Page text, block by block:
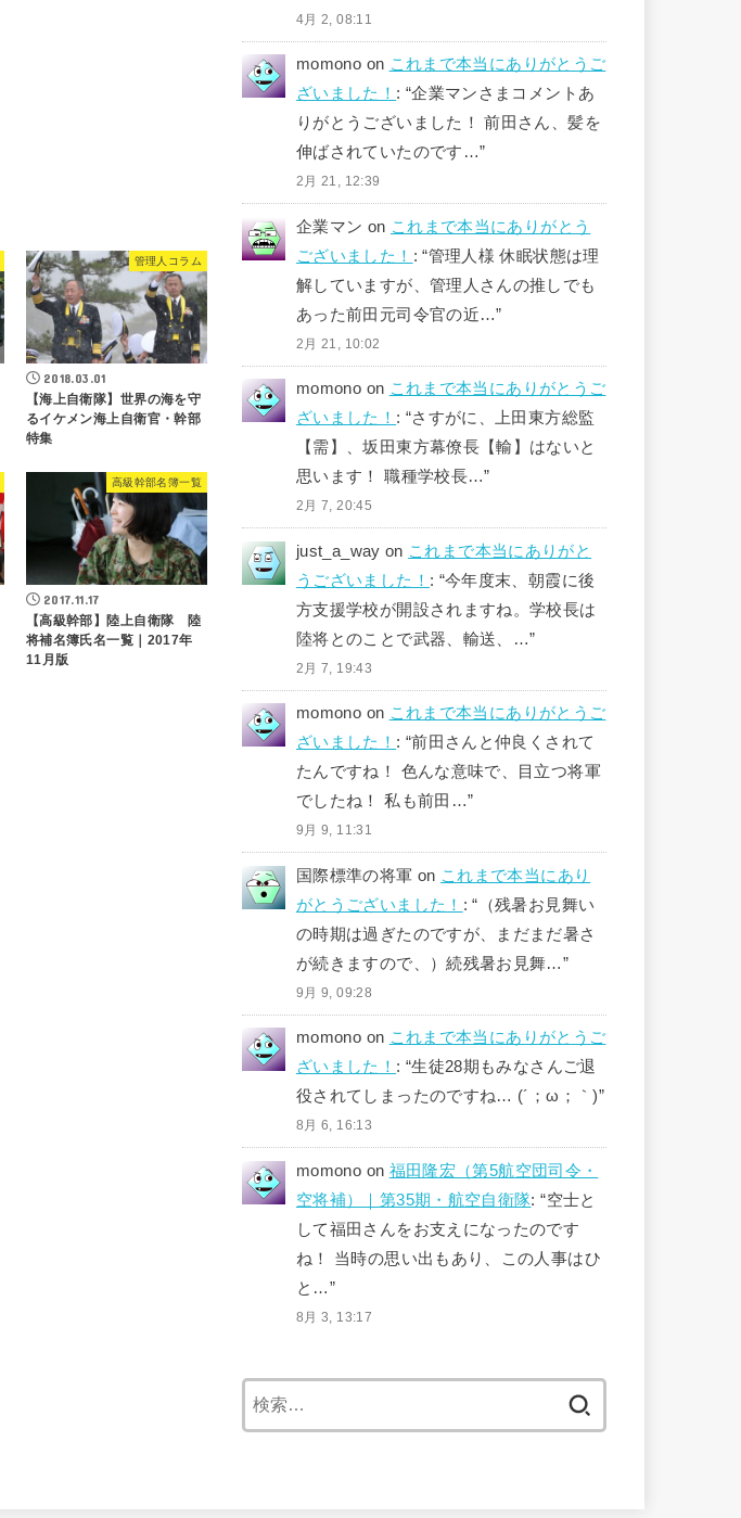
管理人コラム
2018.03.01
【海上自衛隊】世界の海を守
るイケメン海上自衛官・幹部
特集
高級幹部名簿一覧
2017.11.17
【高級幹部】陸上自衛隊 陸
将補名簿氏名一覧｜2017年
11月版
4月 2, 08:11
momono on これまで本当にありがとうご
ざいました！ : “企業マンさまコメントあ
りがとうございました！ 前田さん、髪を
伸ばされていたのです…”
2月 21, 12:39
企業マン on これまで本当にありがとう
ございました！ : “管理人様 休眠状態は理
解していますが、管理人さんの推しでも
あった前田元司令官の近…”
2月 21, 10:02
momono on これまで本当にありがとうご
ざいました！ : “さすがに、上田東方総監
【需】、坂田東方幕僚長【輸】はないと
思います！ 職種学校長…”
2月 7, 20:45
just_a_way on これまで本当にありがと
うございました！ : “今年度末、朝霞に後
方支援学校が開設されますね。学校長は
陸将とのことで武器、輸送、…”
2月 7, 19:43
momono on これまで本当にありがとうご
ざいました！ : “前田さんと仲良くされて
たんですね！ 色んな意味で、目立つ将軍
でしたね！ 私も前田…”
9月 9, 11:31
国際標準の将軍 on これまで本当にあり
がとうございました！ : “ （残暑お見舞い
の時期は過ぎたのですが、まだまだ暑さ
が続きますので、）続残暑お見舞…”
9月 9, 09:28
momono on これまで本当にありがとうご
ざいました！ : “生徒28期もみなさんご退
役されてしまったのですね… (´；ω；｀)”
8月 6, 16:13
momono on 福田隆宏（第5航空団司令・
空将補）｜第35期・航空自衛隊: “空士と
して福田さんをお支えになったのです
ね！ 当時の思い出もあり、この人事はひ
と…”
8月 3, 13:17